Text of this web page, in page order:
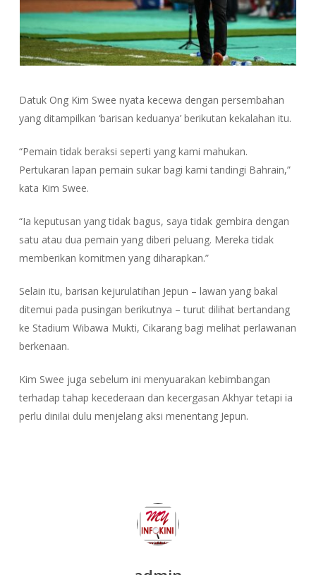
Datuk Ong Kim Swee nyata kecewa dengan persembahan
yang ditampilkan ‘barisan keduanya’ berikutan kekalahan itu.
“Pemain tidak beraksi seperti yang kami mahukan.
Pertukaran lapan pemain sukar bagi kami tandingi Bahrain,”
kata Kim Swee.
“Ia keputusan yang tidak bagus, saya tidak gembira dengan
satu atau dua pemain yang diberi peluang. Mereka tidak
memberikan komitmen yang diharapkan.”
Selain itu, barisan kejurulatihan Jepun – lawan yang bakal
ditemui pada pusingan berikutnya – turut dilihat bertandang
ke Stadium Wibawa Mukti, Cikarang bagi melihat perlawanan
berkenaan.
Kim Swee juga sebelum ini menyuarakan kebimbangan
terhadap tahap kecederaan dan kecergasan Akhyar tetapi ia
perlu dinilai dulu menjelang aksi menentang Jepun.